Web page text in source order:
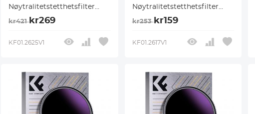
Nøytralitetstetthetsfilter
Solfilter for Solformørkelse
DSLR-Kameraer i Nano-K
kr421kr269
KF01.2625V1
Nøytralitetstetthetsfilter
Solfilter for Solformørkelse
DSLR-Kameraer i Nano-K
kr253kr159
KF01.2617V1